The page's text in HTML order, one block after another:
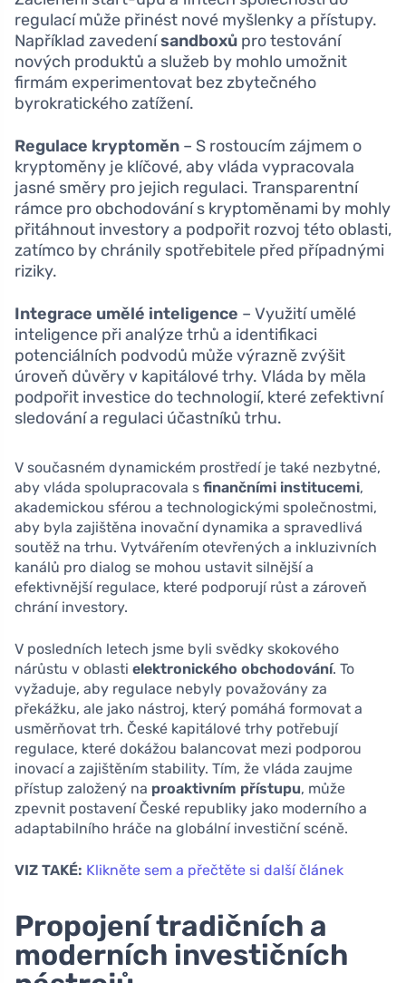
regulací může přinést nové myšlenky a přístupy.
Například zavedenísandboxů pro testování
nových produktů a služeb by mohlo umožnit
firmám experimentovat bez zbytečného
byrokratického zatížení.
Regulace kryptoměn – S rostoucím zájmem o
kryptoměny je klíčové, aby vláda vypracovala
jasné směry pro jejich regulaci. Transparentní
rámce pro obchodování s kryptoměnami by mohly
přitáhnout investory a podpořit rozvoj této oblasti,
zatímco by chránily spotřebitele před případnými
riziky.
Integrace umělé inteligence – Využití umělé
inteligence při analýze trhů a identifikaci
potenciálních podvodů může výrazně zvýšit
úroveň důvěry v kapitálové trhy. Vláda by měla
podpořit investice do technologií, které zefektivní
sledování a regulaci účastníků trhu.
V současném dynamickém prostředí je také nezbytné,
aby vláda spolupracovala s finančními institucemi,
akademickou sférou a technologickými společnostmi,
aby byla zajištěna inovační dynamika a spravedlivá
soutěž na trhu. Vytvářením otevřených a inkluzivních
kanálů pro dialog se mohou ustavit silnější a
efektivnější regulace, které podporují růst a zároveň
chrání investory.
V posledních letech jsme byli svědky skokového
nárůstu v oblasti elektronického obchodování. To
vyžaduje, aby regulace nebyly považovány za
překážku, ale jako nástroj, který pomáhá formovat a
usměrňovat trh. České kapitálové trhy potřebují
regulace, které dokážou balancovat mezi podporou
inovací a zajištěním stability. Tím, že vláda zaujme
přístup založený na proaktivním přístupu, může
zpevnit postavení České republiky jako moderního a
adaptabilního hráče na globální investiční scéně.
VIZ TAKÉ: Klikněte sem a přečtěte si další článek
Propojení tradičních a
moderních investičních